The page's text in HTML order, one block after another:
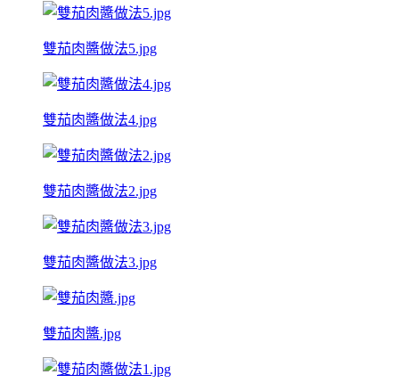
雙茄肉醬做法5.jpg
雙茄肉醬做法4.jpg
雙茄肉醬做法2.jpg
雙茄肉醬做法3.jpg
雙茄肉醬.jpg